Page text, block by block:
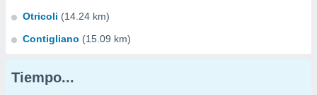
Otricoli (14.24 km)
Contigliano (15.09 km)
Tiempo...